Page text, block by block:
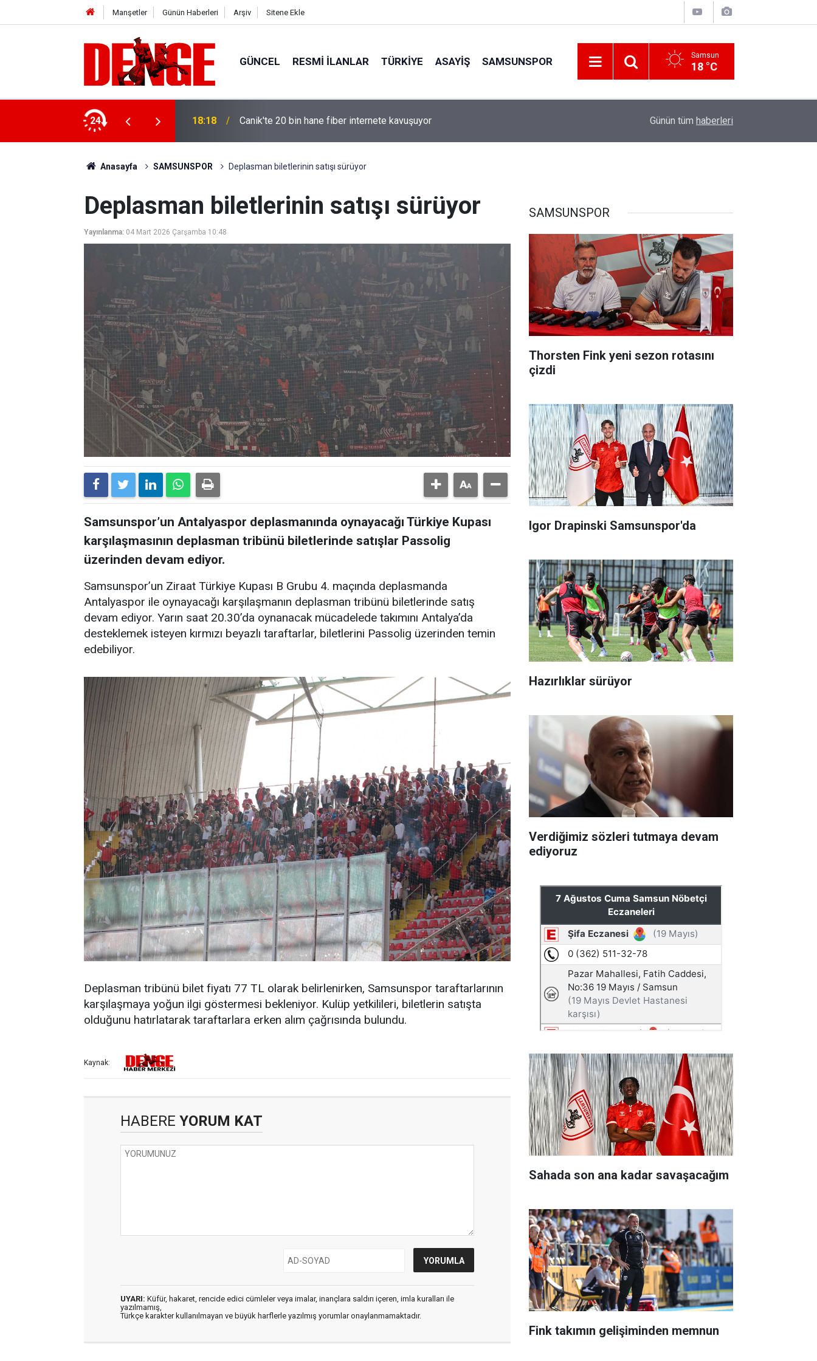
Manşetler Günün Haberleri Arşiv Sitene Ekle
GÜNCEL RESMI İLANLAR TÜRKİYE ASAYİŞ SAMSUNSPOR Samsun
18 °C
24
kadar devam edecek 18:18 Canik'te 20 bin hane fiber internete kavuşuyor 30 ilde DEAŞ terör örgütüne yönelik operasyon!
Günün tüm haberleri
Anasayfa SAMSUNSPOR Deplasman biletlerinin satışı sürüyor
Deplasman biletlerinin satışı sürüyor
Yayınlanma: 04 Mart 2026 Çarşamba 10:48
Samsunspor’un Antalyaspor deplasmanında oynayacağı Türkiye Kupası
karşılaşmasının deplasman tribünü biletlerinde satışlar Passolig
üzerinden devam ediyor.
Samsunspor’un Ziraat Türkiye Kupası B Grubu 4. maçında deplasmanda
Antalyaspor ile oynayacağı karşılaşmanın deplasman tribünü biletlerinde satış
devam ediyor. Yarın saat 20.30’da oynanacak mücadelede takımını Antalya’da
desteklemek isteyen kırmızı beyazlı taraftarlar, biletlerini Passolig üzerinden temin
edebiliyor.
Deplasman tribünü bilet fiyatı 77 TL olarak belirlenirken, Samsunspor taraftarlarının
karşılaşmaya yoğun ilgi göstermesi bekleniyor. Kulüp yetkilileri, biletlerin satışta
olduğunu hatırlatarak taraftarlara erken alım çağrısında bulundu.
Kaynak:
HABERE YORUM KAT
UYARI: Küfür, hakaret, rencide edici cümleler veya imalar, inançlara saldırı içeren, imla kuralları ile
yazılmamış,
Türkçe karakter kullanılmayan ve büyük harflerle yazılmış yorumlar onaylanmamaktadır.
SAMSUNSPOR
Thorsten Fink yeni sezon rotasını
çizdi
Igor Drapinski Samsunspor'da
Hazırlıklar sürüyor
Verdiğimiz sözleri tutmaya devam
ediyoruz
Sahada son ana kadar savaşacağım
Fink takımın gelişiminden memnun